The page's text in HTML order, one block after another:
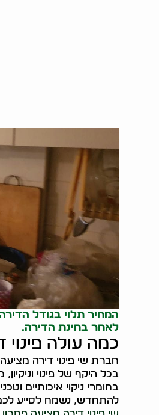
המחיר תלוי בגודל
לאחר בחינת הדירה.
כמה עולה פינוי
חברת שי פינוי דירה
בכל היקף של פינוי
בחומרי ניקוי איכותיים
להתחדש, נשמח לסייע לכם